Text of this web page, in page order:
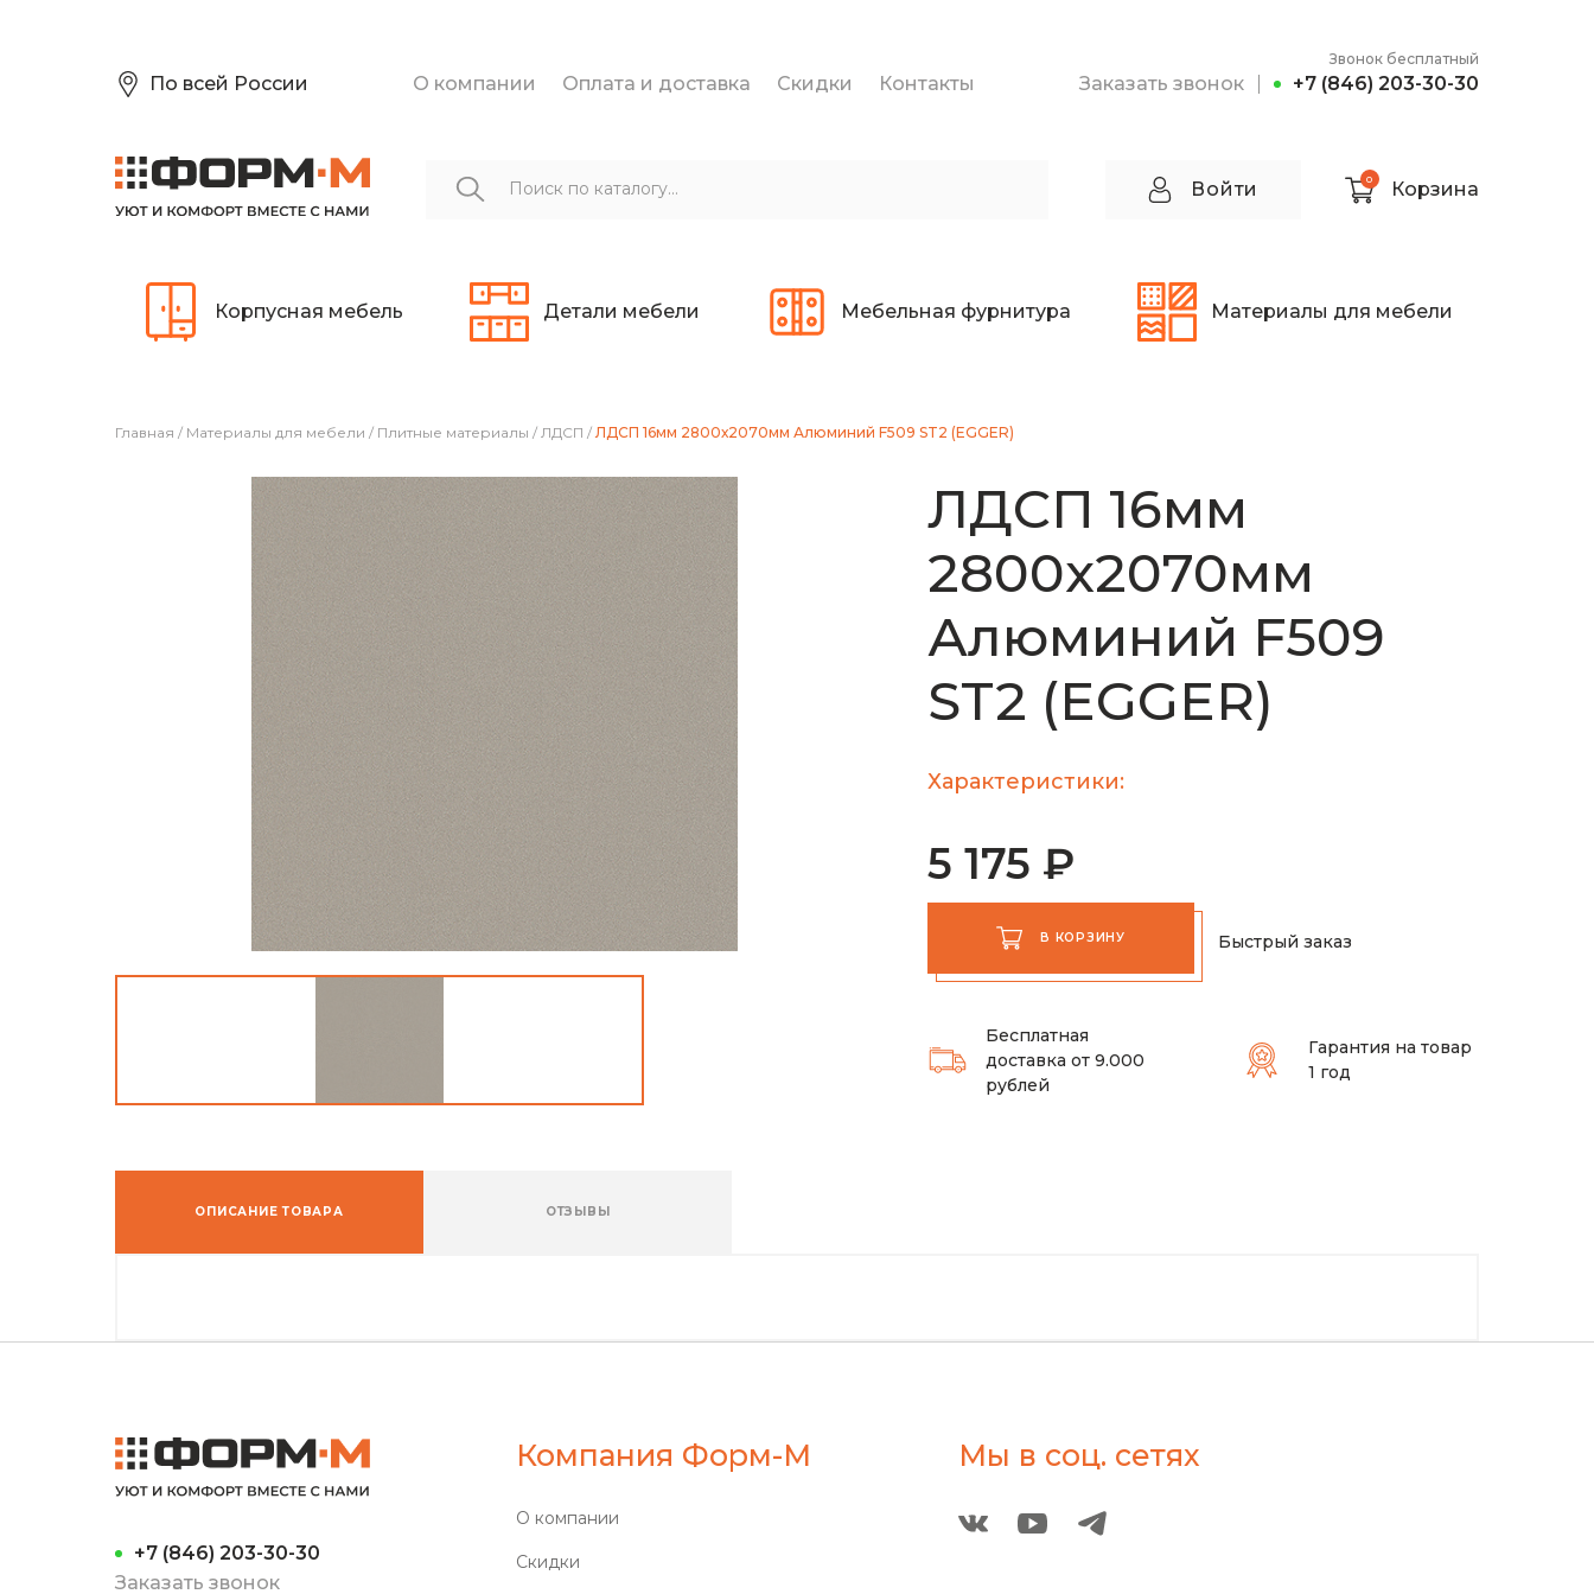
По всей России О компании Оплата и доставка Скидки Контакты Заказать звонок
Звонок бесплатный
+7 (846) 203-30-30
Войти 0 Корзина
Корпусная мебель Детали мебели Мебельная фурнитура Материалы для мебели
Главная / Материалы для мебели / Плитные материалы / ЛДСП / ЛДСП 16мм 2800х2070мм Алюминий F509 ST2 (EGGER)
ЛДСП 16мм
2800х2070мм
Алюминий F509
ST2 (EGGER)
Характеристики:
5 175 ₽
В КОРЗИНУ Быстрый заказ
Бесплатная
доставка от 9.000
рублей
Гарантия на товар
1 год
ОПИСАНИЕ ТОВАРА ОТЗЫВЫ
+7 (846) 203-30-30
Заказать звонок
Компания Форм-М
О компании
Скидки
Мы в соц. сетях